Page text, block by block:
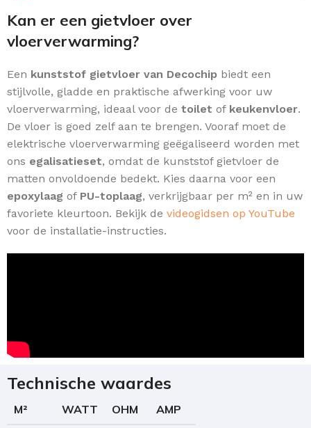
Kan er een gietvloer over
vloerverwarming?
Een kunststof gietvloer van Decochip biedt een
stijlvolle, gladde en praktische afwerking voor uw
vloerverwarming, ideaal voor de toilet of keukenvloer.
De vloer is goed zelf aan te brengen. Vooraf moet de
elektrische vloerverwarming geëgaliseerd worden met
ons egalisatieset, omdat de kunststof gietvloer de
matten onvoldoende bedekt. Kies daarna voor een
epoxylaag of PU-toplaag, verkrijgbaar per m² en in uw
favoriete kleurtoon. Bekijk de videogidsen op YouTube
voor de installatie-instructies.
Technische waardes
M² WATT OHM AMP